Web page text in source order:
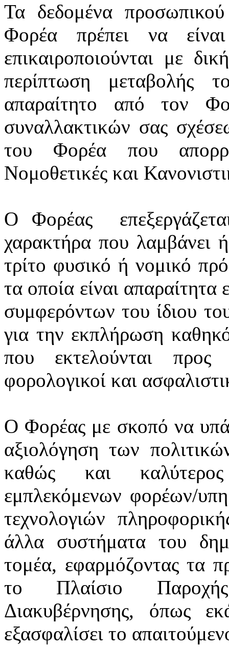
Τα δεδομένα
Φορέα πρέπει να
επικαιροποιούνται με
περίπτωση μεταβολής
απαραίτητο από τον
συναλλακτικών σας
του Φορέα που
Νομοθετικές και
Ο Φορέας
χαρακτήρα που λαμβάνει
τρίτο φυσικό ή νομικό
τα οποία είναι απαραίτητα
συμφερόντων του ίδιου
για την εκπλήρωση
που εκτελούνται
φορολογικοί και
Ο Φορέας με σκοπό να
αξιολόγηση των
καθώς και
εμπλεκόμενων φορέων/
τεχνολογιών
άλλα συστήματα του
τομέα, εφαρμόζοντας τα
το Πλαίσιο
Διακυβέρνησης, όπως
εξασφαλίσει το